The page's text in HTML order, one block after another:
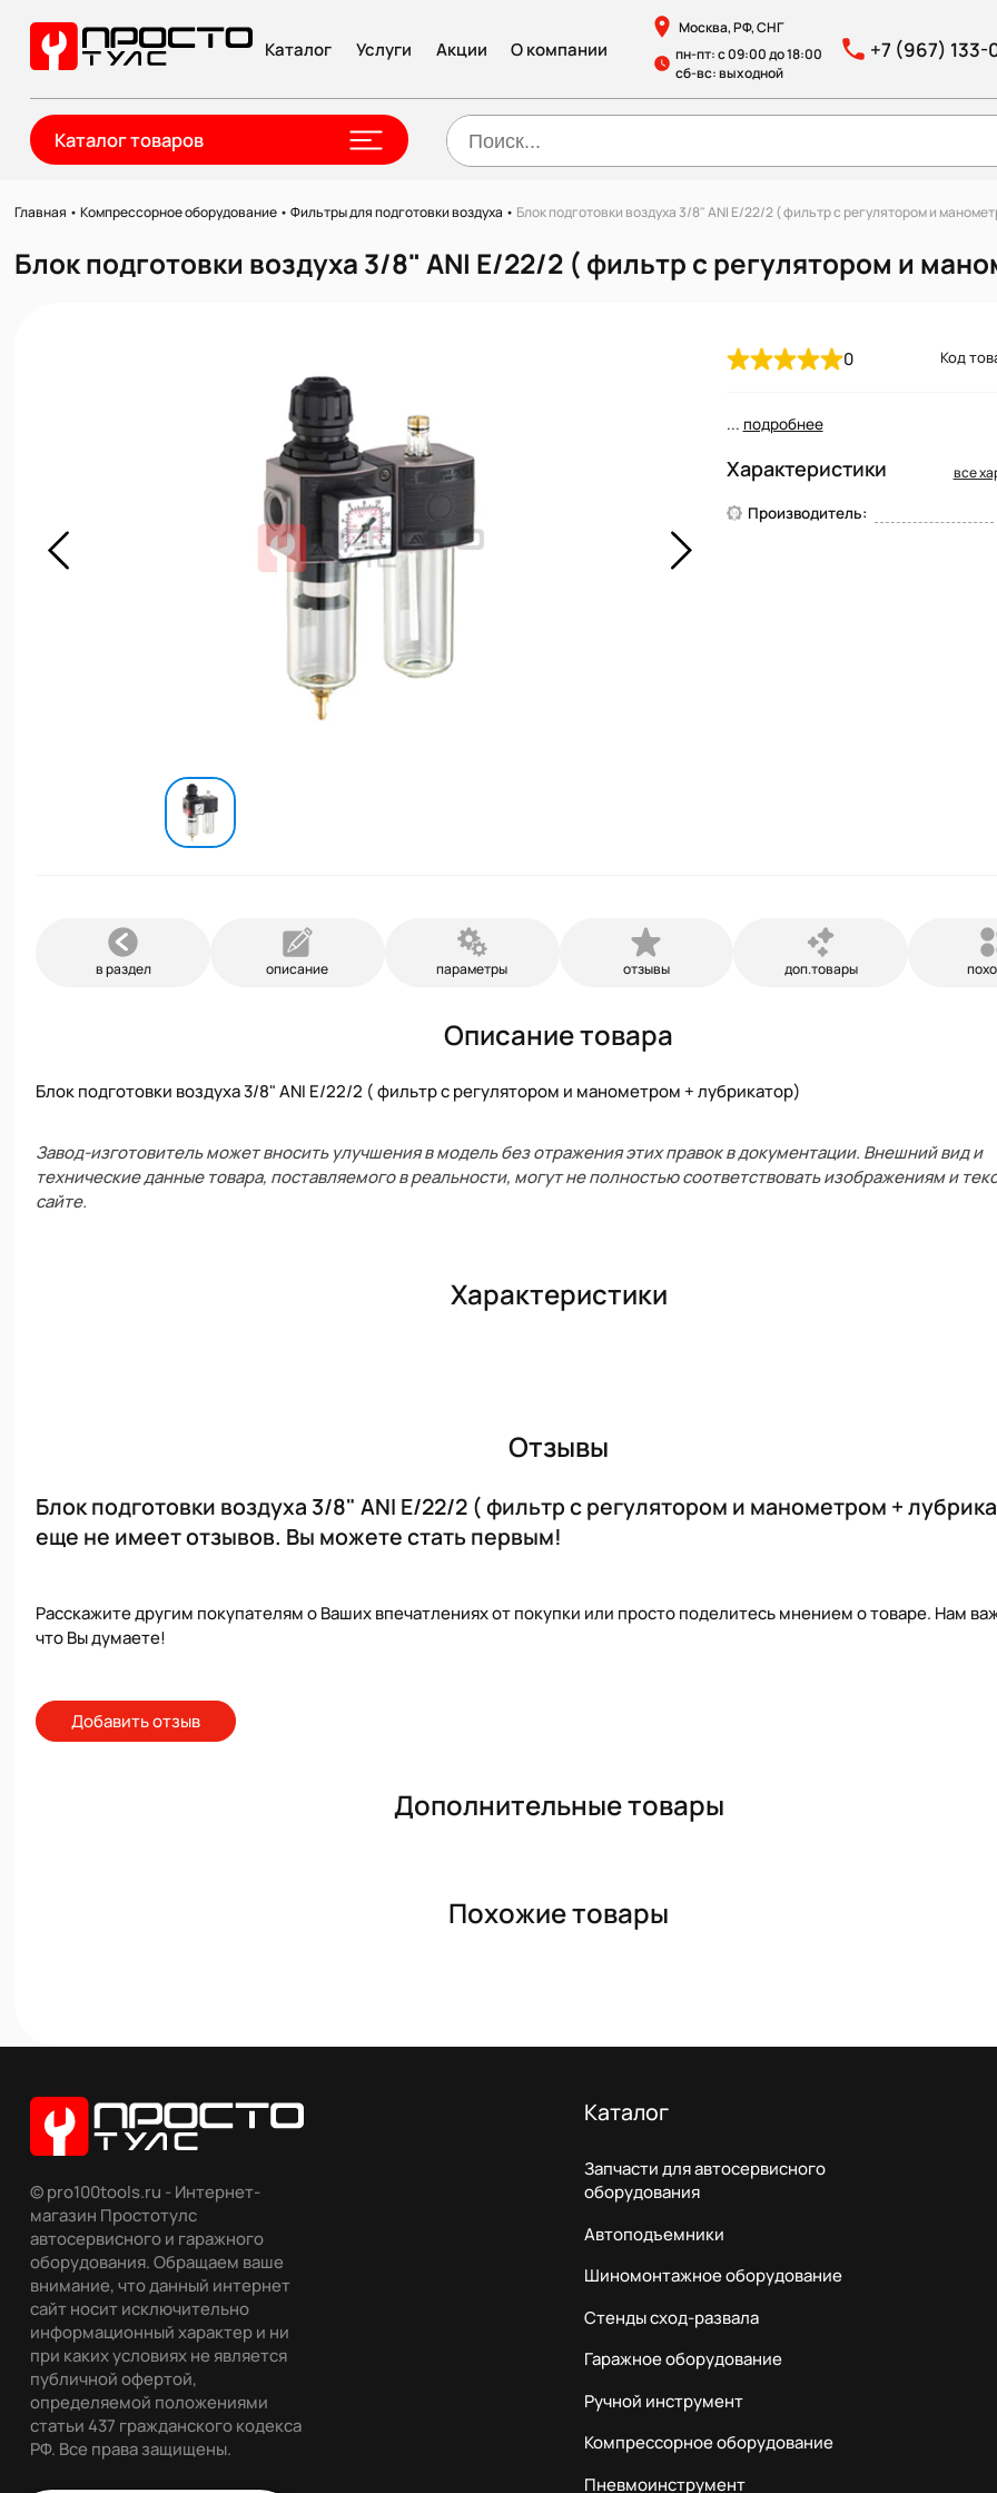
Каталог Услуги Акции О компании
Москва, РФ, СНГ
пн-пт: с 09:00 до 18:00
сб-вс: выходной
+7 (967) 133-
Каталог товаров
Главная •Компрессорное оборудование •Фильтры для подготовки воздуха • Блок подготовки воздуха 3/8" ANI E/22/2 ( фильтр с регулятором и
Блок подготовки воздуха 3/8" ANI E/22/2 ( фильтр с регулятором и
0 Код
... подробнее
Характеристики все
Производитель:
в раздел описание параметры отзывы доп.товары
Описание товара
Блок подготовки воздуха 3/8" ANI E/22/2 ( фильтр с регулятором и манометром + лубрикатор)
Завод-изготовитель может вносить улучшения в модель без отражения этих правок в документации. Внешний вид и
технические данные товара, поставляемого в реальности, могут не полностью соответствовать изображениям и
сайте.
Характеристики
Отзывы
Блок подготовки воздуха 3/8" ANI E/22/2 ( фильтр с регулятором и манометром +
еще не имеет отзывов. Вы можете стать первым!
Расскажите другим покупателям о Ваших впечатлениях от покупки или просто поделитесь мнением о товаре. Нам
что Вы думаете!
Добавить отзыв
Дополнительные товары
Похожие товары
© pro100tools.ru - Интернет-
магазин Простотулс
автосервисного и гаражного
оборудования. Обращаем ваше
внимание, что данный интернет
сайт носит исключительно
информационный характер и ни
при каких условиях не является
публичной офертой,
определяемой положениями
статьи 437 гражданского кодекса
РФ. Все права защищены.
Каталог
Запчасти для автосервисного
оборудования
Автоподъемники
Шиномонтажное оборудование
Стенды сход-развала
Гаражное оборудование
Ручной инструмент
Компрессорное оборудование
Пневмоинструмент